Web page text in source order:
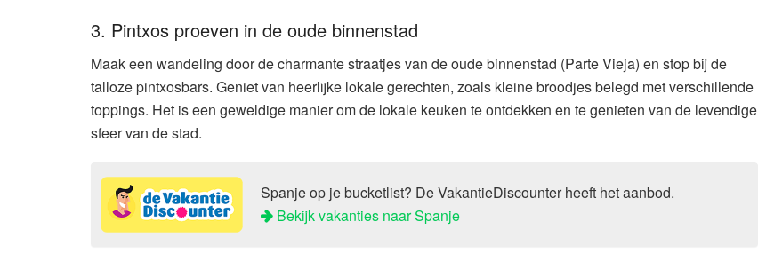
3. Pintxos proeven in de oude binnenstad
Maak een wandeling door de charmante straatjes van de oude binnenstad (Parte Vieja) en stop bij de
talloze pintxosbars. Geniet van heerlijke lokale gerechten, zoals kleine broodjes belegd met verschillende
toppings. Het is een geweldige manier om de lokale keuken te ontdekken en te genieten van de levendige
sfeer van de stad.
Spanje op je bucketlist? De VakantieDiscounter heeft het aanbod.
Bekijk vakanties naar Spanje